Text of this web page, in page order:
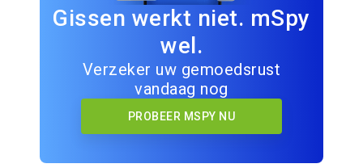
Gissen werkt niet. mSpy
wel.
Verzeker uw gemoedsrust
vandaag nog
PROBEER MSPY NU